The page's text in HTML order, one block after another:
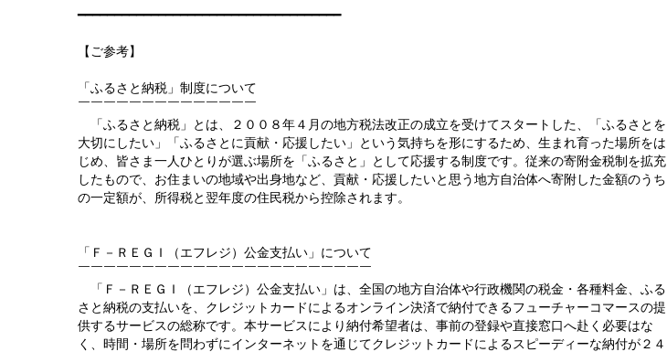
━━━━━━━━━━━━━━━━━━━━━━━━━━━━━━━━━━━━
【ご参考】
「ふるさと納税」制度について
￣￣￣￣￣￣￣￣￣￣￣￣￣￣
「ふるさと納税」とは、２００８年４月の地方税法改正の成立を受けてスタートした、「ふるさとを
大切にしたい」「ふるさとに貢献・応援したい」という気持ちを形にするため、生まれ育った場所をは
じめ、皆さま一人ひとりが選ぶ場所を「ふるさと」として応援する制度です。従来の寄附金税制を拡充
したもので、お住まいの地域や出身地など、貢献・応援したいと思う地方自治体へ寄附した金額のうち
の一定額が、所得税と翌年度の住民税から控除されます。
「Ｆ－ＲＥＧＩ（エフレジ）公金支払い」について
￣￣￣￣￣￣￣￣￣￣￣￣￣￣￣￣￣￣￣￣￣￣￣
「Ｆ－ＲＥＧＩ（エフレジ）公金支払い」は、全国の地方自治体や行政機関の税金・各種料金、ふる
さと納税の支払いを、クレジットカードによるオンライン決済で納付できるフューチャーコマースの提
供するサービスの総称です。本サービスにより納付希望者は、事前の登録や直接窓口へ赴く必要はな
く、時間・場所を問わずにインターネットを通じてクレジットカードによるスピーディーな納付が２４